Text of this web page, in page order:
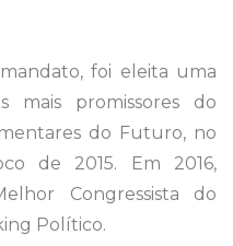
foi eleita uma
mais promissores do
do Futuro, no
de 2015. Em 2016,
Congressista do
Político.